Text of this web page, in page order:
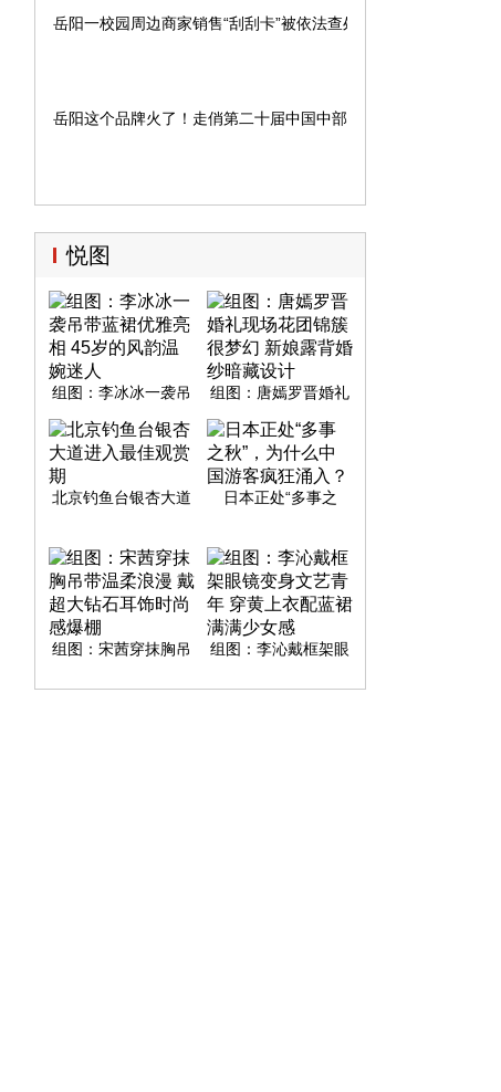
岳阳一校园周边商家销售“刮刮卡”被依法查处
岳阳这个品牌火了！走俏第二十届中国中部（湖南）农业博览会
悦图
组图：李冰冰一袭吊
的风韵温婉迷人
组图：唐嫣罗晋婚礼
新娘露背婚纱暗藏设
计
北京钓鱼台银杏大道
日本正处“多事之
组图：宋茜穿抹胸吊
组图：李沁戴框架眼